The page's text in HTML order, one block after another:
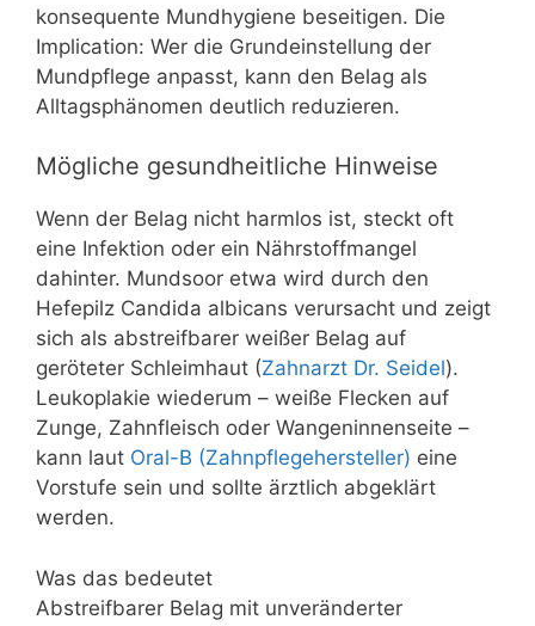
konsequente Mundhygiene beseitigen. Die
Implication: Wer die Grundeinstellung der
Mundpflege anpasst, kann den Belag als
Alltagsphänomen deutlich reduzieren.
Mögliche gesundheitliche Hinweise
Wenn der Belag nicht harmlos ist, steckt oft
eine Infektion oder ein Nährstoffmangel
dahinter. Mundsoor etwa wird durch den
Hefepilz Candida albicans verursacht und zeigt
sich als abstreifbarer weißer Belag auf
geröteter Schleimhaut (Zahnarzt Dr. Seidel).
Leukoplakie wiederum – weiße Flecken auf
Zunge, Zahnfleisch oder Wangeninnenseite –
kann laut Oral-B (Zahnpflegehersteller) eine
Vorstufe sein und sollte ärztlich abgeklärt
werden.
Was das bedeutet
Abstreifbarer Belag mit unveränderter